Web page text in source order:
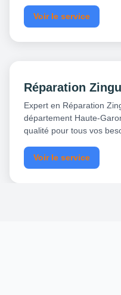
Voir le service
Réparation
Expert en Réparation
département Haute-
qualité pour tous vos
Voir le service